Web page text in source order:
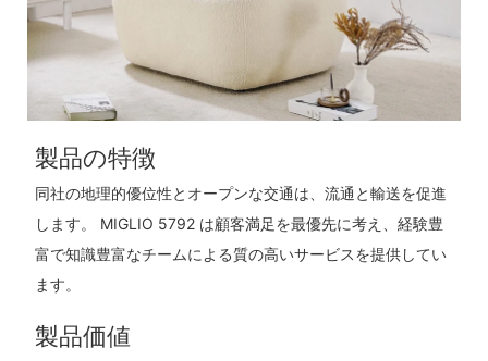
製品の特徴
同社の地理的優位性とオープンな交通は、流通と輸送を促進
します。 MIGLIO 5792 は顧客満足を最優先に考え、経験豊
富で知識豊富なチームによる質の高いサービスを提供してい
ます。
製品価値